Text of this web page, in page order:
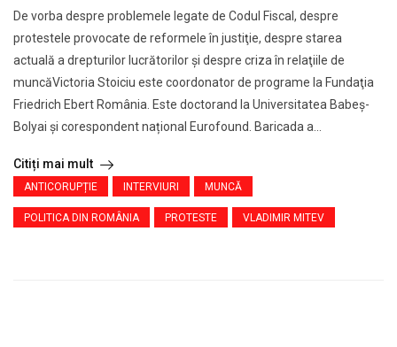
De vorba despre problemele legate de Codul Fiscal, despre
protestele provocate de reformele în justiţie, despre starea
actuală a drepturilor lucrătorilor şi despre criza în relaţiile de
muncăVictoria Stoiciu este coordonator de programe la Fundaţia
Friedrich Ebert România. Este doctorand la Universitatea Babeș-
Bolyai și corespondent național Eurofound. Baricada a...
Citiți mai mult
ANTICORUPȚIE INTERVIURI MUNCĂ
POLITICA DIN ROMÂNIA PROTESTE VLADIMIR MITEV